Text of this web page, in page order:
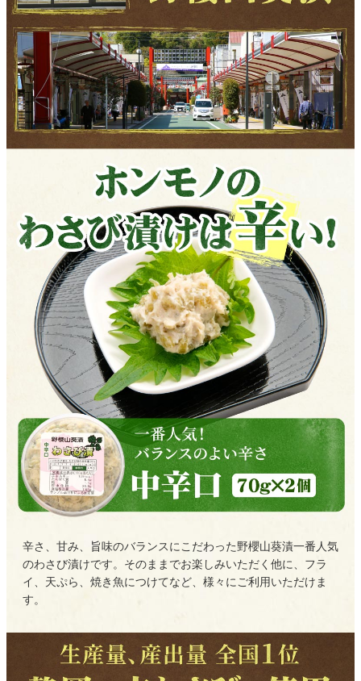
辛さ、甘み、旨味のバランスにこだわった野櫻山葵漬一番人気
のわさび漬けです。そのままでお楽しみいただく他に、フラ
イ、天ぷら、焼き魚につけてなど、様々にご利用いただけま
す。